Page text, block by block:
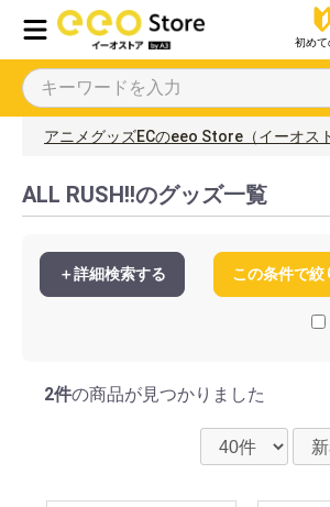
初めて
アニメグッズECのeeo Store（イーオス
ALL RUSH!!のグッズ一覧
＋詳細検索する この条件で絞
2件の商品が見つかりました